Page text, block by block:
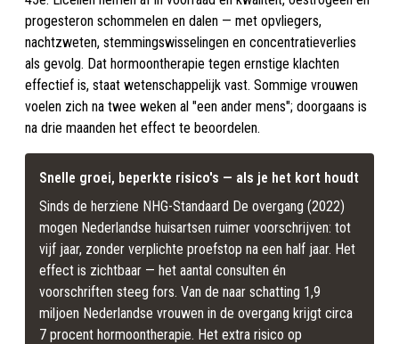
progesteron schommelen en dalen — met opvliegers,
nachtzweten, stemmingswisselingen en concentratieverlies
als gevolg. Dat hormoontherapie tegen ernstige klachten
effectief is, staat wetenschappelijk vast. Sommige vrouwen
voelen zich na twee weken al "een ander mens"; doorgaans is
na drie maanden het effect te beoordelen.
Snelle groei, beperkte risico's — als je het kort houdt
Sinds de herziene NHG-Standaard De overgang (2022)
mogen Nederlandse huisartsen ruimer voorschrijven: tot
vijf jaar, zonder verplichte proefstop na een half jaar. Het
effect is zichtbaar — het aantal consulten én
voorschriften steeg fors. Van de naar schatting 1,9
miljoen Nederlandse vrouwen in de overgang krijgt circa
7 procent hormoontherapie. Het extra risico op